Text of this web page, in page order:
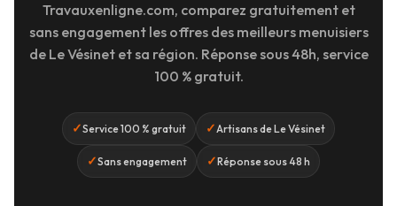
Travauxenligne.com, comparez gratuitement et
sans engagement les offres des meilleurs menuisiers
de Le Vésinet et sa région. Réponse sous 48h, service
100 % gratuit.
✓Service 100 % gratuit ✓Artisans de Le Vésinet
✓Sans engagement ✓Réponse sous 48 h